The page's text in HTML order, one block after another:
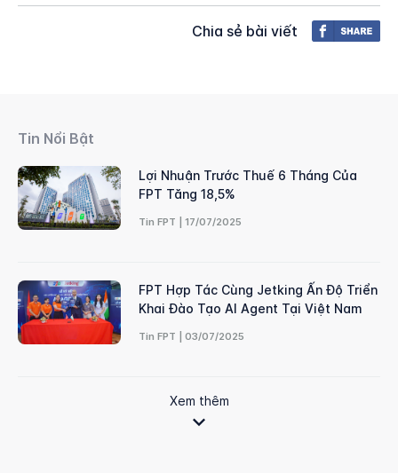
Chia sẻ bài viết
Tin Nổi Bật
Lợi Nhuận Trước Thuế 6 Tháng Của
FPT Tăng 18,5%
Tin FPT | 17/07/2025
FPT Hợp Tác Cùng Jetking Ấn Độ Triển
Khai Đào Tạo AI Agent Tại Việt Nam
Tin FPT | 03/07/2025
Xem thêm